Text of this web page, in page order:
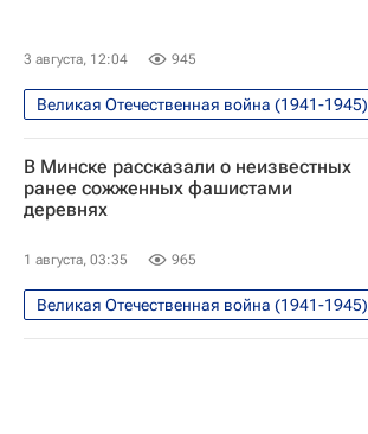
3 августа, 12:04 945
Великая Отечественная война (1941-1945)
В мире
Россия
Австрия
Вена
Андрей Грозов
ОБСЕ
Вторая мировая война (1939-1945)
В Минске рассказали о неизвестных
ранее сожженных фашистами
деревнях
1 августа, 03:35 965
Великая Отечественная война (1941-1945)
В мире
Белоруссия